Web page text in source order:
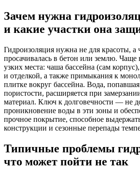
Зачем нужна
и какие участки она
Гидроизоляция нужна не для красоты, а
просачивалась в бетон или землю. Чаще
узких места: чашa бассейна (сам
и отделкой, а также примыкания к
плитке вокруг бассейна. Вода,
пористости, расширяется при
материал. Ключ к долговечности — не
проникновение воды в эти зоны и
прочное покрытие, способное
конструкции и сезонные перепады
Типичные проблемы
что может пойти не так